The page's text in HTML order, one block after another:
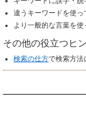
違うキーワードを使っ
より一般的な言葉を使
その他の役立つヒ
検索の仕方で検索方法